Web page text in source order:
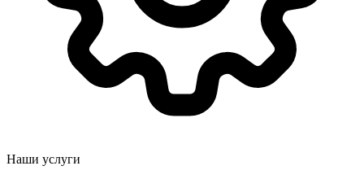
Наши услуги